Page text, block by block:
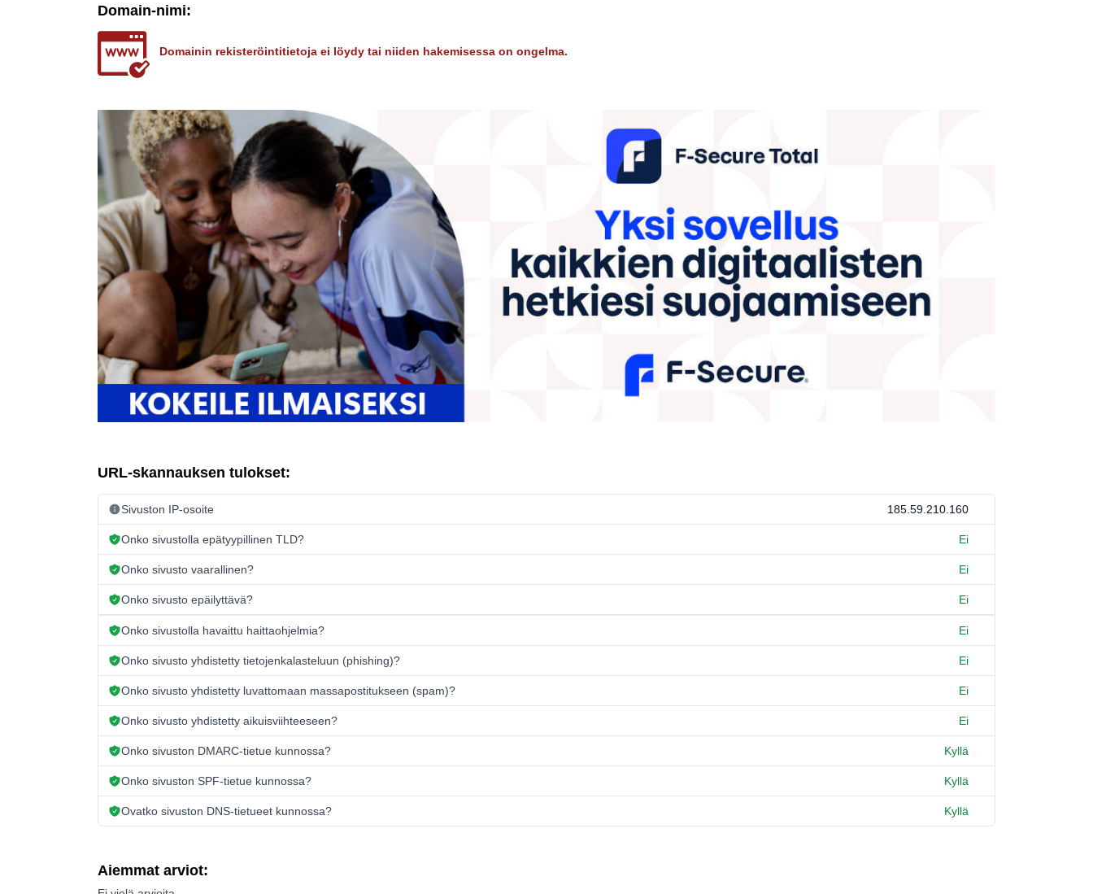
Domain-nimi:
Domainin rekisteröintitietoja ei löydy tai niiden hakemisessa on ongelma.
URL-skannauksen tulokset:
Sivuston IP-osoite 185.59.210.160
Onko sivustolla epätyypillinen TLD? Ei
Onko sivusto vaarallinen? Ei
Onko sivusto epäilyttävä? Ei
Onko sivustolla havaittu haittaohjelmia? Ei
Onko sivusto yhdistetty tietojenkalasteluun (phishing)? Ei
Onko sivusto yhdistetty luvattomaan massapostitukseen (spam)? Ei
Onko sivusto yhdistetty aikuisviihteeseen? Ei
Onko sivuston DMARC-tietue kunnossa? Kyllä
Onko sivuston SPF-tietue kunnossa? Kyllä
Ovatko sivuston DNS-tietueet kunnossa? Kyllä
Aiemmat arviot: